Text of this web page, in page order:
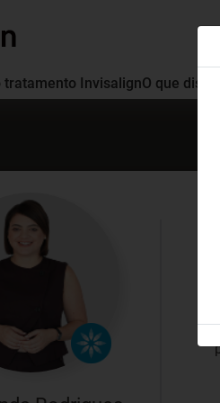
tratamento InvisalignO que